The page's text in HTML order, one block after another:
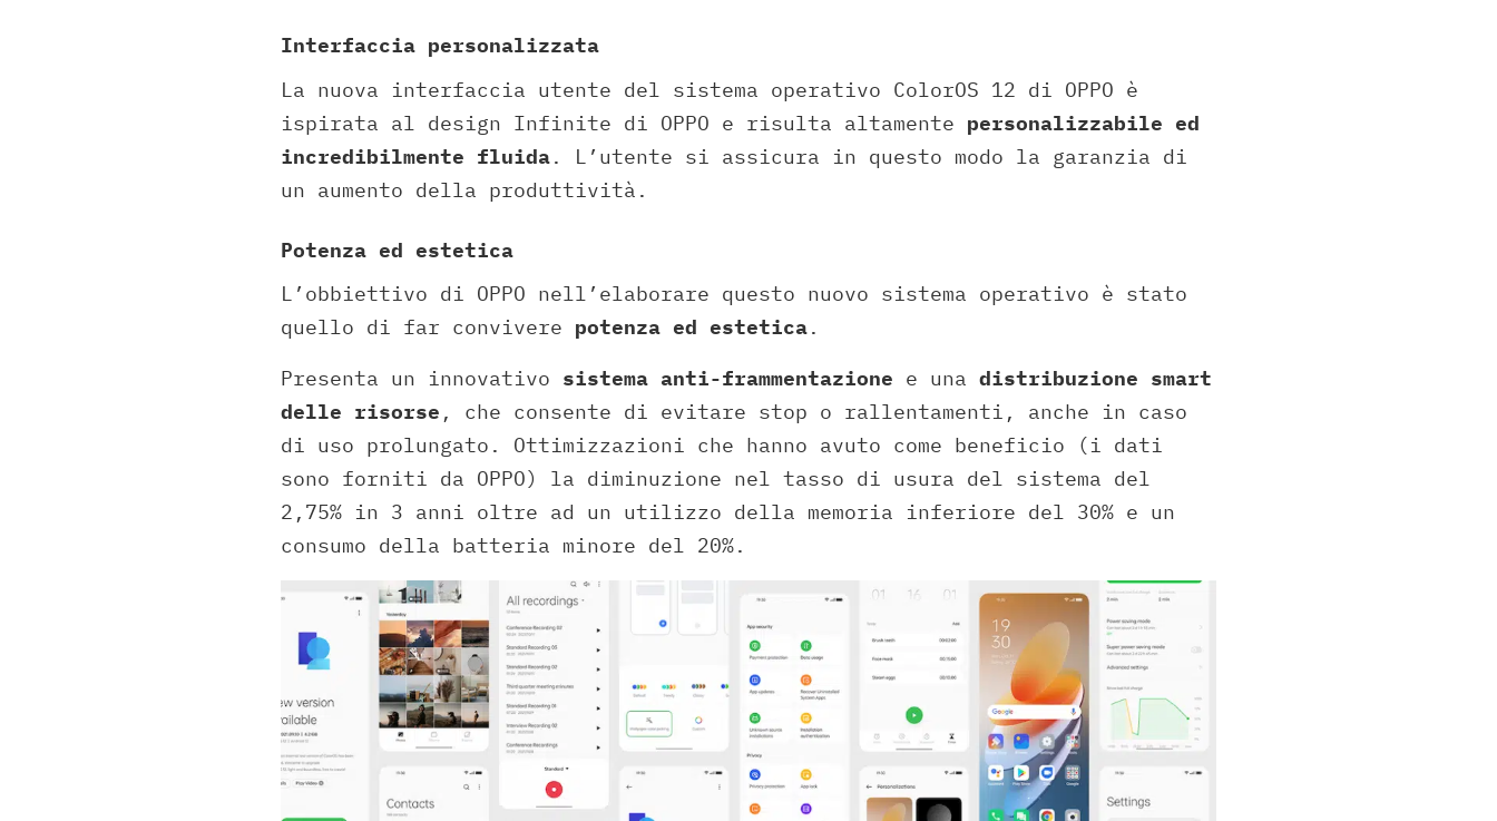
Interfaccia personalizzata
La nuova interfaccia utente del sistema operativo ColorOS 12 di OPPO è
ispirata al design Infinite di OPPO e risulta altamente personalizzabile ed
incredibilmente fluida. L’utente si assicura in questo modo la garanzia di
un aumento della produttività.
Potenza ed estetica
L’obbiettivo di OPPO nell’elaborare questo nuovo sistema operativo è stato
quello di far convivere potenza ed estetica.
Presenta un innovativo sistema anti-frammentazione e una distribuzione smart
delle risorse , che consente di evitare stop o rallentamenti, anche in caso
di uso prolungato. Ottimizzazioni che hanno avuto come beneficio (i dati
sono forniti da OPPO) la diminuzione nel tasso di usura del sistema del
2,75% in 3 anni oltre ad un utilizzo della memoria inferiore del 30% e un
consumo della batteria minore del 20%.